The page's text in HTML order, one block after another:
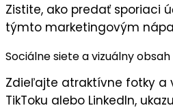
Zistite, ako predať sporiaci
týmto marketingovým
Sociálne siete a vizuálny obsah
Zdieľajte atraktívne fotky a
TikToku alebo LinkedIn,